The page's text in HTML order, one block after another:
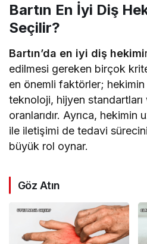
Bartın En İyi Diş
Seçilir?
Bartın’da en iyi diş hekimi
edilmesi gereken birçok
en önemli faktörler; hekimin
teknoloji, hijyen
oranlarıdır. Ayrıca, hekimin
ile iletişimi de tedavi
büyük rol oynar.
Göz Atın